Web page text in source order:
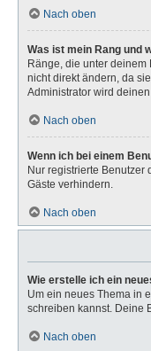
Nach oben
Was ist mein Rang und
Ränge, die unter
nicht direkt ändern, da
Administrator wird
Nach oben
Wenn ich bei einem
Nur registrierte
Gäste verhindern.
Nach oben
Wie erstelle ich ein
Um ein neues Thema in
schreiben kannst. Deine
Nach oben